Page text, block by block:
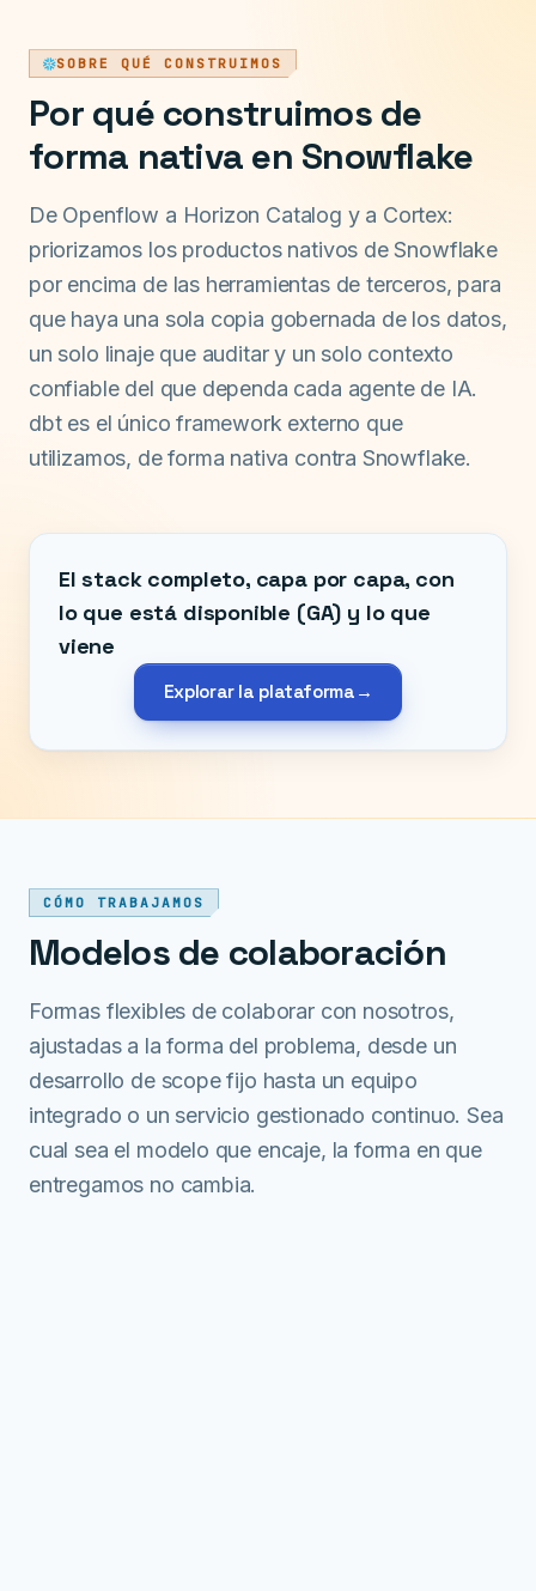
SOBRE QUÉ CONSTRUIMOS
Por qué construimos de
forma nativa en Snowflake
De Openflow a Horizon Catalog y a Cortex:
priorizamos los productos nativos de Snowflake
por encima de las herramientas de terceros, para
que haya una sola copia gobernada de los datos,
un solo linaje que auditar y un solo contexto
confiable del que dependa cada agente de IA.
dbt es el único framework externo que
utilizamos, de forma nativa contra Snowflake.
El stack completo, capa por capa, con
lo que está disponible (GA) y lo que
viene
Explorar la plataforma →
CÓMO TRABAJAMOS
Modelos de colaboración
Formas flexibles de colaborar con nosotros,
ajustadas a la forma del problema, desde un
desarrollo de scope fijo hasta un equipo
integrado o un servicio gestionado continuo. Sea
cual sea el modelo que encaje, la forma en que
entregamos no cambia.